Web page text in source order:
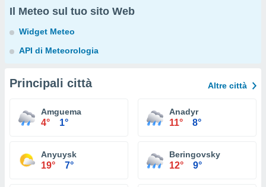
Il Meteo sul tuo sito Web
Widget Meteo
API di Meteorologia
Principali città Altre città
Amguema
4° 1°
Anadyr
11° 8°
Anyuysk
19° 7°
Beringovsky
12° 9°